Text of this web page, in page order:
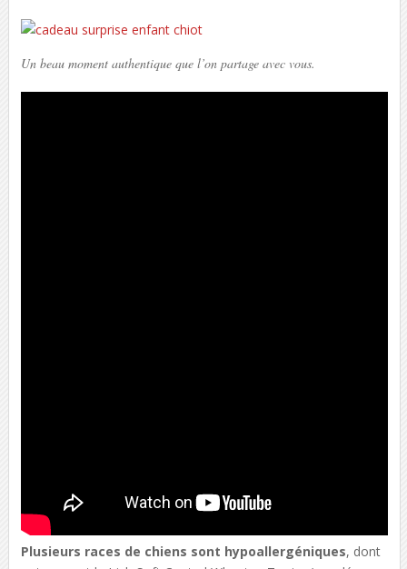
Un beau moment authentique que l’on partage avec vous.
Plusieurs races de chiens sont hypoallergéniques, dont